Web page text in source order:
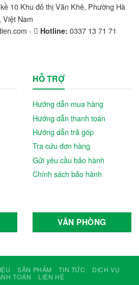
10 Khu đô thị Văn Khê, Phường Hà
Việt Nam
- Hotline: 0337 13 71 71
HỖ TRỢ
Hướng dẫn mua hàng
Hướng dẫn thanh toán
Hướng dẫn trả góp
Tra cứu đơn hàng
Gửi yêu cầu bảo hành
Chính sách bảo hành
VĂN PHÒNG
SẢN PHẨM TIN TỨC
DỊCH VỤ
TOÁN
LIÊN HỆ